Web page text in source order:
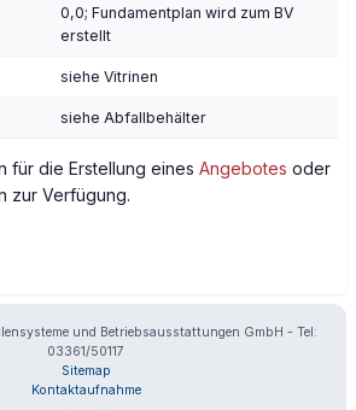
0,0; Fundamentplan wird zum BV
erstellt
siehe Vitrinen
siehe Abfallbehälter
für die Erstellung eines Angebotes oder
zur Verfügung.
und Betriebsausstattungen GmbH - Tel:
03361/50117
Sitemap
Kontaktaufnahme